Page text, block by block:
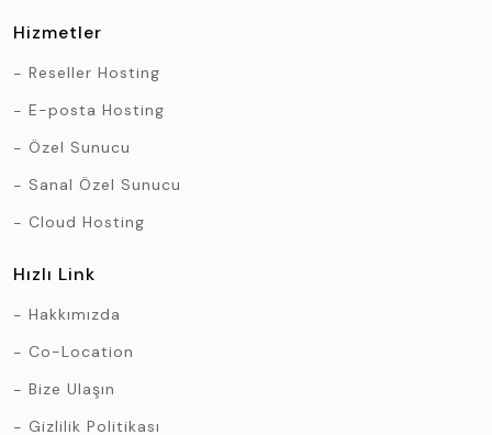
Hizmetler
Reseller Hosting
E-posta Hosting
Özel Sunucu
Sanal Özel Sunucu
Cloud Hosting
Hızlı Link
Hakkımızda
Co-Location
Bize Ulaşın
Gizlilik Politikası